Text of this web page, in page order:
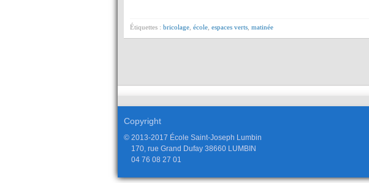
Étiquettes : bricolage école espaces verts matinée
Copyright
© 2013-2017 École Saint-Joseph Lumbin
170, rue Grand Dufay 38660 LUMBIN
04 76 08 27 01